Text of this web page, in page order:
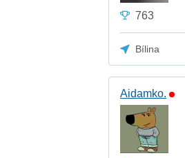
763
Bílina
Aidamko.